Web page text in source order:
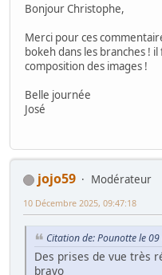
Bonjour Christophe,
Merci pour ces
bokeh dans les branches !
composition des images !
Belle journée
José
jojo59
Modérateur
10 Décembre 2025, 09:47:18
Citation de: Pounotte le
Des prises de vue très
bravo